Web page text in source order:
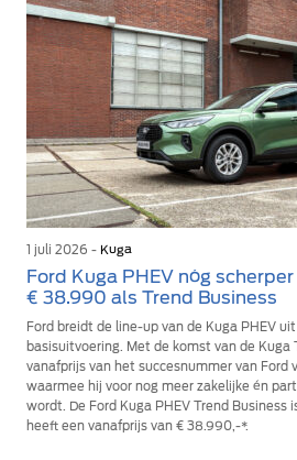
1 juli 2026 - Kuga
Ford Kuga PHEV nóg
€ 38.990 als Trend Business
Ford breidt de line-up van de Kuga PHEV
basisuitvoering. Met de komst van de Kuga
vanafprijs van het succesnummer van Ford
waarmee hij voor nog meer zakelijke én
wordt. De Ford Kuga PHEV Trend
heeft een vanafprijs van € 38.990,-*.